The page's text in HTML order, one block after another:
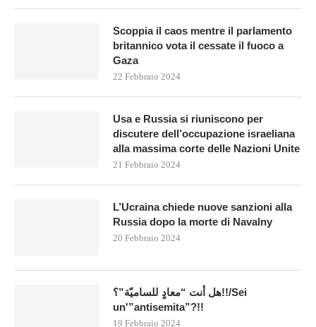
Scoppia il caos mentre il parlamento
britannico vota il cessate il fuoco a
Gaza
22 Febbraio 2024
Usa e Russia si riuniscono per
discutere dell’occupazione israeliana
alla massima corte delle Nazioni Unite
21 Febbraio 2024
L’Ucraina chiede nuove sanzioni alla
Russia dopo la morte di Navalny
20 Febbraio 2024
هل أنت “معادٍ للساميّة”؟!!/Sei
un'”antisemita”?!!
19 Febbraio 2024